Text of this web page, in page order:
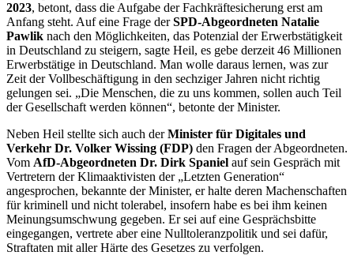
2023, betont, dass die Aufgabe der Fachkräftesicherung erst am
Anfang steht. Auf eine Frage derSPD-Abgeordneten Natalie
Pawlik nach den Möglichkeiten, das Potenzial der Erwerbstätigkeit
in Deutschland zu steigern, sagte Heil, es gebe derzeit 46 Millionen
Erwerbstätige in Deutschland. Man wolle daraus lernen, was zur
Zeit der Vollbeschäftigung in den sechziger Jahren nicht richtig
gelungen sei. „Die Menschen, die zu uns kommen, sollen auch Teil
der Gesellschaft werden können“, betonte der Minister.
Neben Heil stellte sich auch derMinister für Digitales und
Verkehr Dr. Volker Wissing (FDP) den Fragen der Abgeordneten.
Vom AfD-Abgeordneten Dr. Dirk Spaniel auf sein Gespräch mit
Vertretern der Klimaaktivisten der „Letzten Generation“
angesprochen, bekannte der Minister, er halte deren Machenschaften
für kriminell und nicht tolerabel, insofern habe es bei ihm keinen
Meinungsumschwung gegeben. Er sei auf eine Gesprächsbitte
eingegangen, vertrete aber eine Nulltoleranzpolitik und sei dafür,
Straftaten mit aller Härte des Gesetzes zu verfolgen.